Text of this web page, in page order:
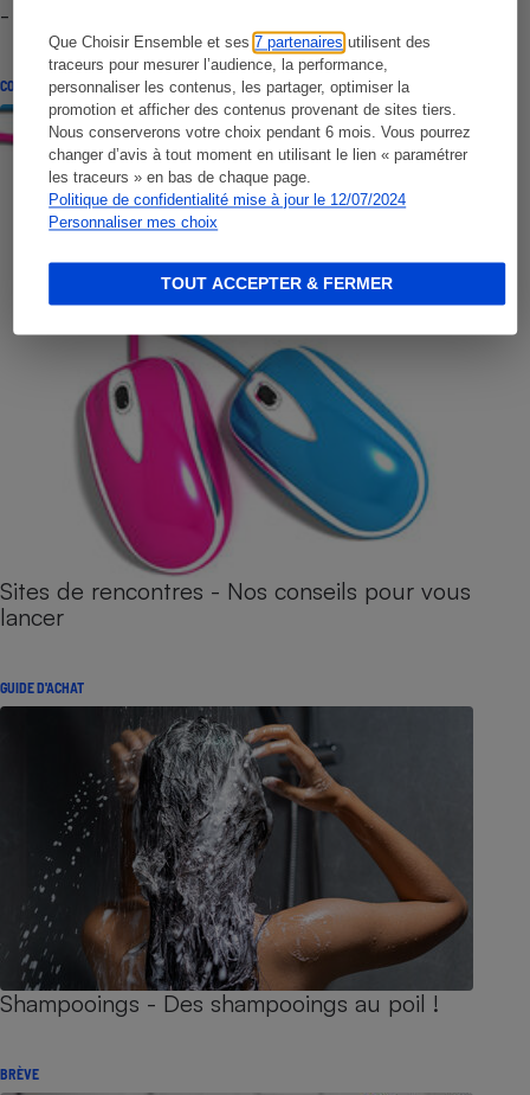
Que Choisir Ensemble et ses7 partenaires utilisent des
traceurs pour mesurer l’audience, la performance,
personnaliser les contenus, les partager, optimiser la
promotion et afficher des contenus provenant de sites tiers.
Nous conserverons votre choix pendant 6 mois. Vous pourrez
changer d’avis à tout moment en utilisant le lien « paramétrer
les traceurs » en bas de chaque page.
Politique de confidentialité mise à jour le 12/07/2024
Personnaliser mes choix
TOUT ACCEPTER & FERMER
- Premières impressions
CONSEILS
Sites de rencontres - Nos conseils pour vous
lancer
GUIDE D'ACHAT
Shampooings - Des shampooings au poil !
BRÈVE